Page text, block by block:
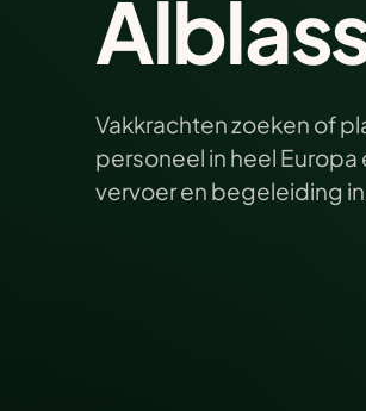
Vakkrachten zoeken of
personeel in heel
vervoer en begeleiding